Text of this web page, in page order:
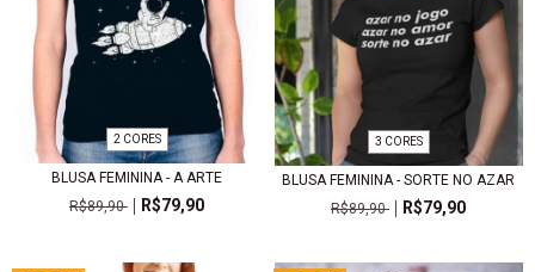
2 CORES
BLUSA FEMININA - A ARTE
R$89,90
R$79,90
3 CORES
BLUSA FEMININA - SORTE NO AZAR
R$89,90
R$79,90